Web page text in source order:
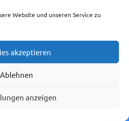
Website und unseren Service zu
akzeptieren
Ablehnen
anzeigen